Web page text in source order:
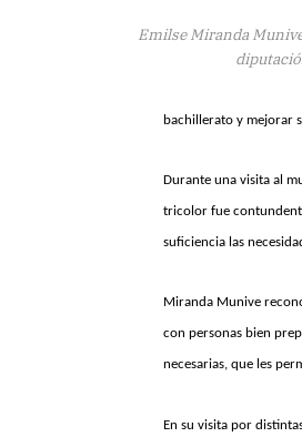
Emilse Miranda
bachillerato y mejorar
Durante una visita al
tricolor fue
suficiencia las
Miranda Munive
con personas bien
necesarias, que les
En su visita por